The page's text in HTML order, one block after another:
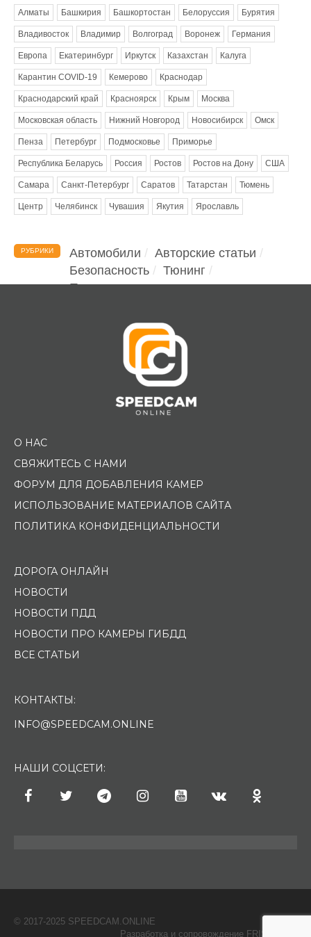
Алматы Башкирия Башкортостан Белоруссия Бурятия
Владивосток Владимир Волгоград Воронеж Германия
Европа Екатеринбург Иркутск Казахстан Калуга
Карантин COVID-19 Кемерово Краснодар
Краснодарский край Красноярск Крым Москва
Московская область Нижний Новгород Новосибирск Омск
Пенза Петербург Подмосковье Приморье
Республика Беларусь Россия Ростов Ростов на Дону США
Самара Санкт-Петербург Саратов Татарстан Тюмень
Центр Челябинск Чувашия Якутия Ярославль
РУБРИКИ Автомобили
Авторские статьи
Безопасность
Тюнинг
Помощь водителю
О НАС
СВЯЖИТЕСЬ С НАМИ
ФОРУМ ДЛЯ ДОБАВЛЕНИЯ КАМЕР
ИСПОЛЬЗОВАНИЕ МАТЕРИАЛОВ САЙТА
ПОЛИТИКА КОНФИДЕНЦИАЛЬНОСТИ
ДОРОГА ОНЛАЙН
НОВОСТИ
НОВОСТИ ПДД
НОВОСТИ ПРО КАМЕРЫ ГИБДД
ВСЕ СТАТЬИ
КОНТАКТЫ:
INFO@SPEEDCAM.ONLINE
НАШИ СОЦСЕТИ:
© 2017-2025 SPEEDCAM.ONLINE
Разработка и сопровождение FRISH & С